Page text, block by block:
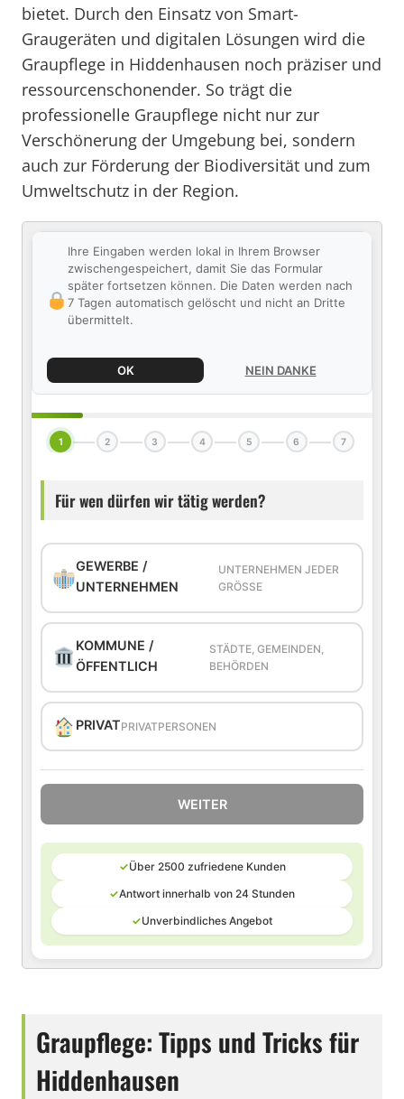
bietet. Durch den Einsatz von Smart-
Graugeräten und digitalen Lösungen wird die
Graupflege in Hiddenhausen noch präziser und
ressourcenschonender. So trägt die
professionelle Graupflege nicht nur zur
Verschönerung der Umgebung bei, sondern
auch zur Förderung der Biodiversität und zum
Umweltschutz in der Region.
Ihre Eingaben werden lokal in Ihrem Browser
zwischengespeichert, damit Sie das Formular
später fortsetzen können. Die Daten werden nach
7 Tagen automatisch gelöscht und nicht an Dritte
übermittelt.
OK NEIN DANKE
1 2 3 4 5 6 7
Für wen dürfen wir tätig werden?
GEWERBE /
UNTERNEHMEN
UNTERNEHMEN JEDER
GRÖSSE
KOMMUNE /
ÖFFENTLICH
STÄDTE, GEMEINDEN,
BEHÖRDEN
PRIVATPRIVATPERSONEN
WEITER
✓Über 2500 zufriedene Kunden
✓Antwort innerhalb von 24 Stunden
✓Unverbindliches Angebot
Graupflege: Tipps und Tricks für
Hiddenhausen